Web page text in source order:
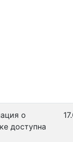
о
доступна